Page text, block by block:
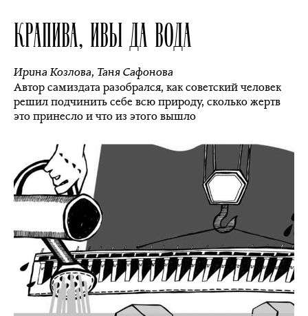
КРАПИВА, ИВЫ ДА ВОДА
Ирина Козлова, Таня Сафонова
Автор самиздата разобрался, как советский человек
решил подчинить себе всю природу, сколько жертв
это принесло и что из этого вышло